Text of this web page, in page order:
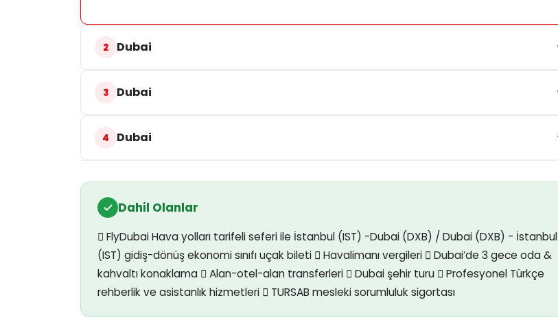
Dubai
Dubai
Dubai
Dahil Olanlar
 FlyDubai Hava yolları tarifeli seferi ile İstanbul (IST) -Dubai (DXB) / Dubai (DXB) - İstanbul
(IST) gidiş-dönüş ekonomi sınıfı uçak bileti  Havalimanı vergileri  Dubai’de 3 gece oda &
kahvaltı konaklama  Alan-otel-alan transferleri  Dubai şehir turu  Profesyonel Türkçe
rehberlik ve asistanlık hizmetleri  TURSAB mesleki sorumluluk sigortası